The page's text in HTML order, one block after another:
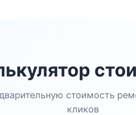
стоимость
кликов